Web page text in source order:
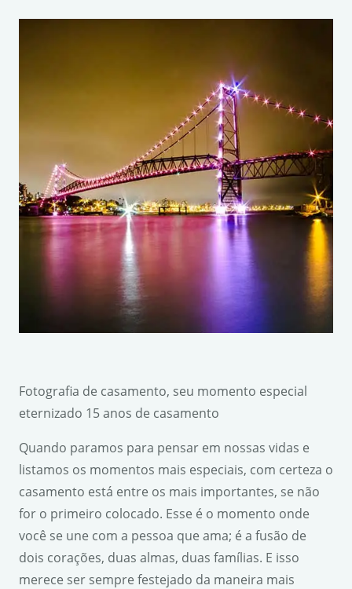
Fotografia de casamento, seu momento especial
eternizado 15 anos de casamento
Quando paramos para pensar em nossas vidas e
listamos os momentos mais especiais, com certeza o
casamento está entre os mais importantes, se não
for o primeiro colocado. Esse é o momento onde
você se une com a pessoa que ama; é a fusão de
dois corações, duas almas, duas famílias. E isso
merece ser sempre festejado da maneira mais